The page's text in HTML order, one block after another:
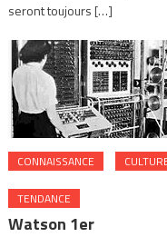
seront toujours […]
CONNAISSANCE
TENDANCE
Watson 1er